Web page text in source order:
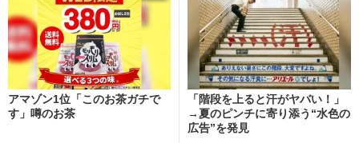
アマゾン1位「このお茶ガチで
す」噂のお茶
「階段を上ると汗がヤバい！」
→夏のピンチに寄り添う“水色の
広告”を発見